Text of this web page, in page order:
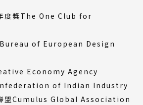
度獎The One Club for
Bureau of European Design
Economy Agency
of Indian Industry
盟Cumulus Global Association